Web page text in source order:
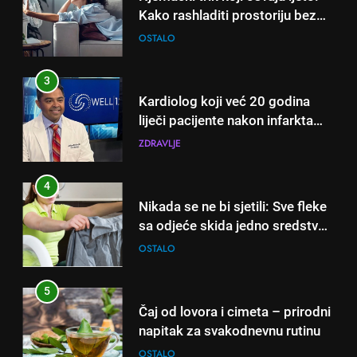
Kako rashladiti prostoriju bez
klime i velikih računa za struju!
OSTALO
3
Kardiolog koji već 20 godina
liječi pacijente nakon infarkta
otkrio: Ove 4 jutarnje navike
dana!
ZDRAVLJE
4
Nikada se ne bi sjetili: Sve fleke
sa odjeće skida jedno sredstvo
koje svi imamo u kući
OSTALO
5
Čaj od lovora i cimeta – prirodni
napitak za svakodnevnu rutinu
OSTALO